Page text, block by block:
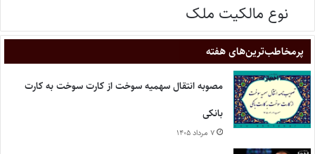
نوع مالکیت ملک
پر‌مخاطب‌ترین‌های هفته
مصوبه انتقال سهمیه سوخت از کارت سوخت به کارت
بانکی
۷ مرداد ۱۴۰۵